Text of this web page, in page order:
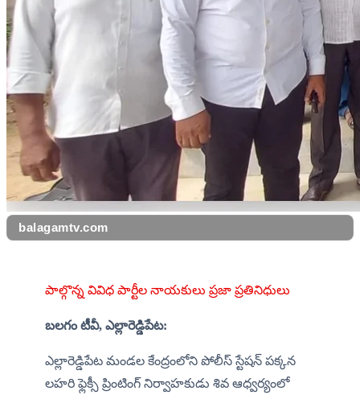
balagamtv.com
పాల్గొన్న వివిధ పార్టీల నాయకులు ప్రజా ప్రతినిధులు
బలగం టీవీ, ఎల్లారెడ్డిపేట:
ఎల్లారెడ్డిపేట మండల కేంద్రంలోని పోలీస్ స్టేషన్ పక్కన
లహరి ఫ్లెక్సీ ప్రింటింగ్ నిర్వాహకుడు శివ ఆధ్వర్యంలో